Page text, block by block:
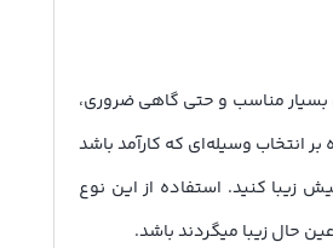
بسیار مناسب و حتی گاهی ضروری،
انتخاب وسیله­‌ای که کارآمد باشد
زیبا کنید. استفاده از این نوع